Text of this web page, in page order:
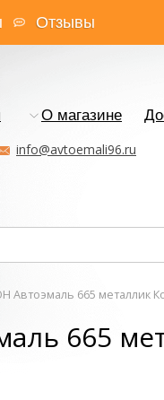
Отзывы
О магазине
info@avtoemali96.ru
Автоэмаль 665 металлик
665